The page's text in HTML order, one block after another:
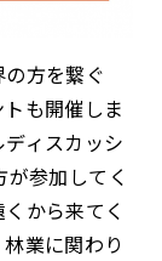
方を繋ぐ
も開催しま
ィスカッシ
参加してく
から来てく
業に関わり